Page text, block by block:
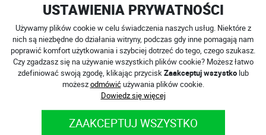
USTAWIENIA PRYWATNOŚCI
Używamy plików cookie w celu świadczenia naszych usług. Niektóre z
nich są niezbędne do działania witryny, podczas gdy inne pomagają nam
poprawić komfort użytkowania i szybciej dotrzeć do tego, czego szukasz.
Czy zgadzasz się na używanie wszystkich plików cookie? Możesz łatwo
zdefiniować swoją zgodę, klikając przycisk Zaakceptuj wszystkolub
możeszodmówićużywania plików cookie.
Dowiedz się więcej
ZAAKCEPTUJ WSZYSTKO
NOWOŚĆ